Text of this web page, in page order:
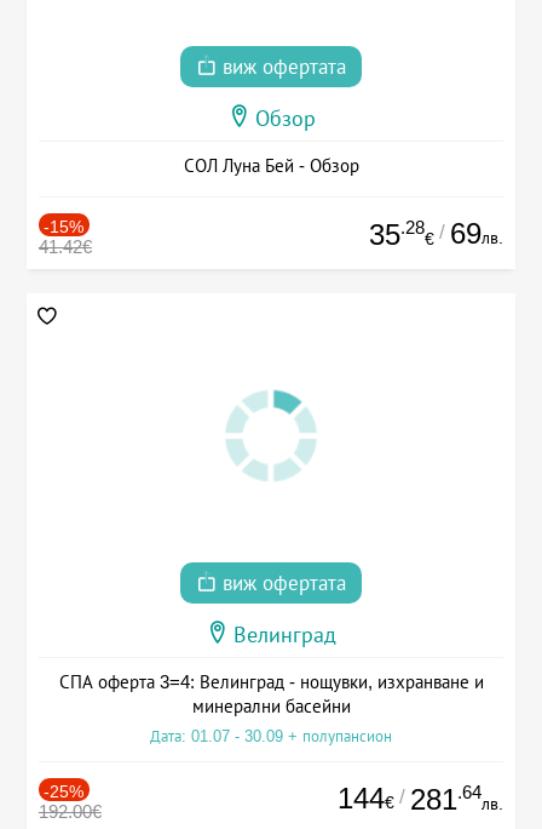
виж офертата
Обзор
СОЛ Луна Бей - Обзор
-15%
41.42€ 35.28
€ / 69лв.
виж офертата
Велинград
СПА оферта 3=4: Велинград - нощувки, изхранване и
минерални басейни
Дата: 01.07 - 30.09 + полупансион
-25%
192.00€ 144€ / 281.64
лв.